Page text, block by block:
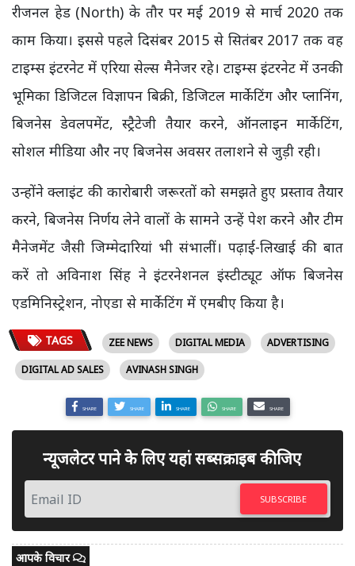
रीजनल हेड (North) के तौर पर मई 2019 से मार्च 2020तक
काम किया। इससे पहले दिसंबर 2015 से सितंबर 2017तक वह
टाइम्स इंटरनेट में एरिया सेल्स मैनेजर रहे। टाइम्स इंटरनेट में उनकी
भूमिका डिजिटल विज्ञापन बिक्री, डिजिटल मार्केटिंग और प्लानिंग,
बिजनेस डेवलपमेंट, स्ट्रैटेजी तैयार करने, ऑनलाइन मार्केटिंग,
सोशल मीडिया और नए बिजनेस अवसर तलाशने से जुड़ी रही।
उन्होंने क्लाइंट की कारोबारी जरूरतों को समझते हुए प्रस्ताव तैयार
करने, बिजनेस निर्णय लेने वालों के सामने उन्हें पेश करने और टीम
मैनेजमेंट जैसी जिम्मेदारियां भी संभालीं। पढ़ाई-लिखाई की बात
करें तो अविनाश सिंह ने इंटरनेशनल इंस्टीट्यूट ऑफ बिजनेस
एडमिनिस्ट्रेशन, नोएडा से मार्केटिंग में एमबीए किया है।
TAGS ZEE NEWS DIGITAL MEDIA
ADVERTISING
DIGITAL AD SALES
AVINASH SINGH
SHARE SHARE SHARE SHARE SHARE
न्यूजलेटर पाने के लिए यहां सब्सक्राइब कीजिए
SUBSCRIBE
आपके विचार